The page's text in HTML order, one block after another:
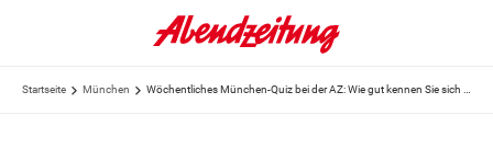
Startseite München